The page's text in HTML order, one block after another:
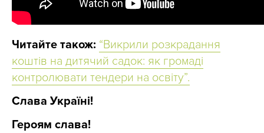
Читайте також: “Викрили розкрадання
коштів на дитячий садок: як громаді
контролювати тендери на освіту”.
Слава Україні!
Героям слава!